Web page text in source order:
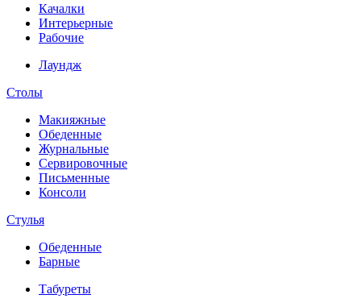
Качалки
Интерьерные
Рабочие
Лаундж
Столы
Макияжные
Обеденные
Журнальные
Сервировочные
Письменные
Консоли
Стулья
Обеденные
Барные
Табуреты